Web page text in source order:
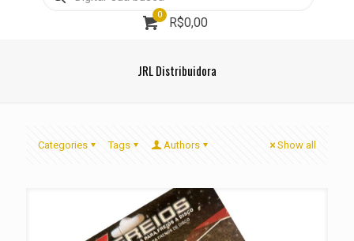
0
R$0,00
JRL Distribuidora
Categories Tags Authors Show all